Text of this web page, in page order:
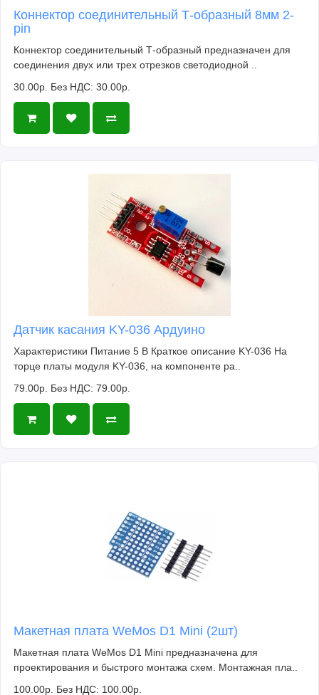
Коннектор соединительный Т-образный 8мм 2-
pin
Коннектор соединительный Т-образный предназначен для
соединения двух или трех отрезков светодиодной ..
30.00р. Без НДС: 30.00р.
Датчик касания KY-036 Ардуино
Характеристики Питание 5 В Краткое описание KY-036 На
торце платы модуля KY-036, на компоненте ра..
79.00р. Без НДС: 79.00р.
Макетная плата WeMos D1 Mini (2шт)
Макетная плата WeMos D1 Mini предназначена для
проектирования и быстрого монтажа схем. Монтажная пла..
100.00р. Без НДС: 100.00р.